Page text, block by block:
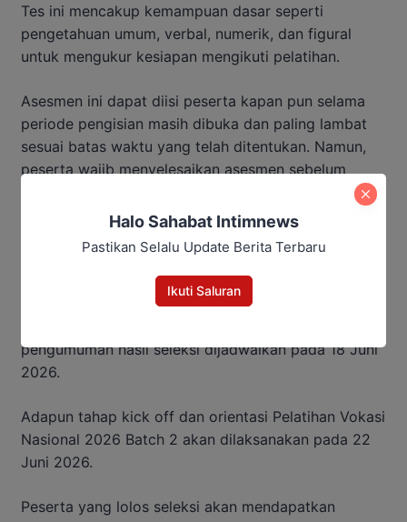
Tes ini mencakup kemampuan dasar seperti
pengetahuan umum, verbal, numerik, dan figural
untuk mengukur kesiapan mengikuti pelatihan.
Asesmen ini dapat diisi peserta kapan pun selama
periode pengisian masih dibuka dan paling lambat
sesuai batas waktu yang telah ditentukan. Namun,
peserta wajib menyelesaikan asesmen sebelum
batas akhir agar dapat diproses pada tahap seleksi
Tahapan Seleksi dan Jadwal
Setelah pendaftaran ditutup, proses seleksi peserta
pengumuman hasil seleksi dijadwalkan pada 18 Juni
2026.
Adapun tahap kick off dan orientasi Pelatihan Vokasi
Nasional 2026 Batch 2 akan dilaksanakan pada 22
Juni 2026.
Peserta yang lolos seleksi akan mendapatkan
Halo Sahabat Intimnews
Pastikan Selalu Update Berita Terbaru
Ikuti Saluran